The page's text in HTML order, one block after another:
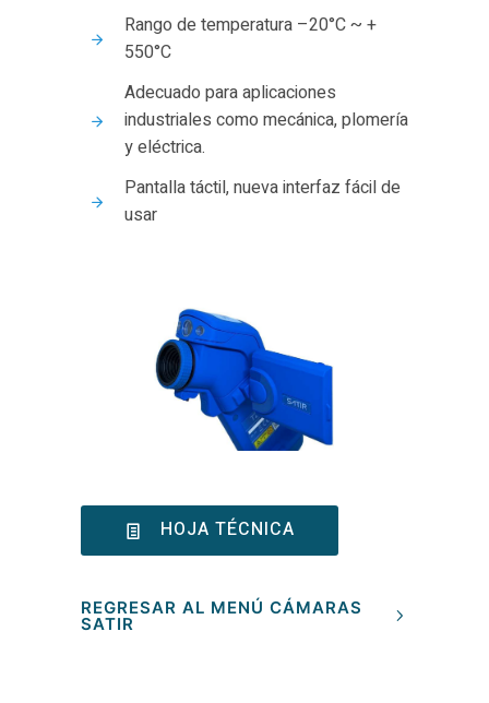
Rango de temperatura –20°C ~ +
550°C
Adecuado para aplicaciones
industriales como mecánica, plomería
y eléctrica.
Pantalla táctil, nueva interfaz fácil de
usar
HOJA TÉCNICA
REGRESAR AL MENÚ CÁMARAS
SATIR